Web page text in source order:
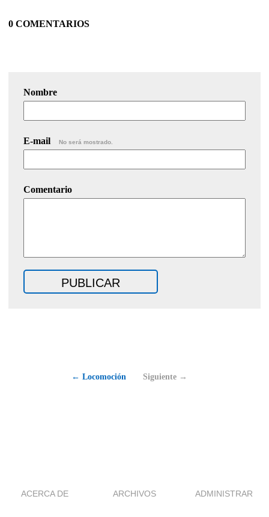
0 COMENTARIOS
Nombre
E-mail No será mostrado.
Comentario
← Locomoción Siguiente →
ACERCA DE ARCHIVOS ADMINISTRAR